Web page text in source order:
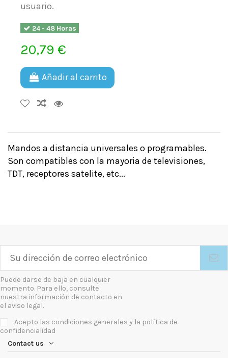
usuario.
24 - 48 Horas
20,79 €
Añadir al carrito
Mandos a distancia universales o programables.
Son compatibles con la mayoria de televisiones,
TDT, receptores satelite, etc...
Puede darse de baja en cualquier
momento. Para ello, consulte
nuestra información de contacto en
el aviso legal.
Acepto las condiciones generales y la política de
confidencialidad
Contact us